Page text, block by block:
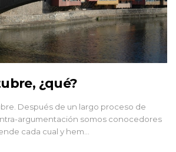
¿qué?
Después de un largo proceso de
argumentación somos conocedores
cada cual y hem…